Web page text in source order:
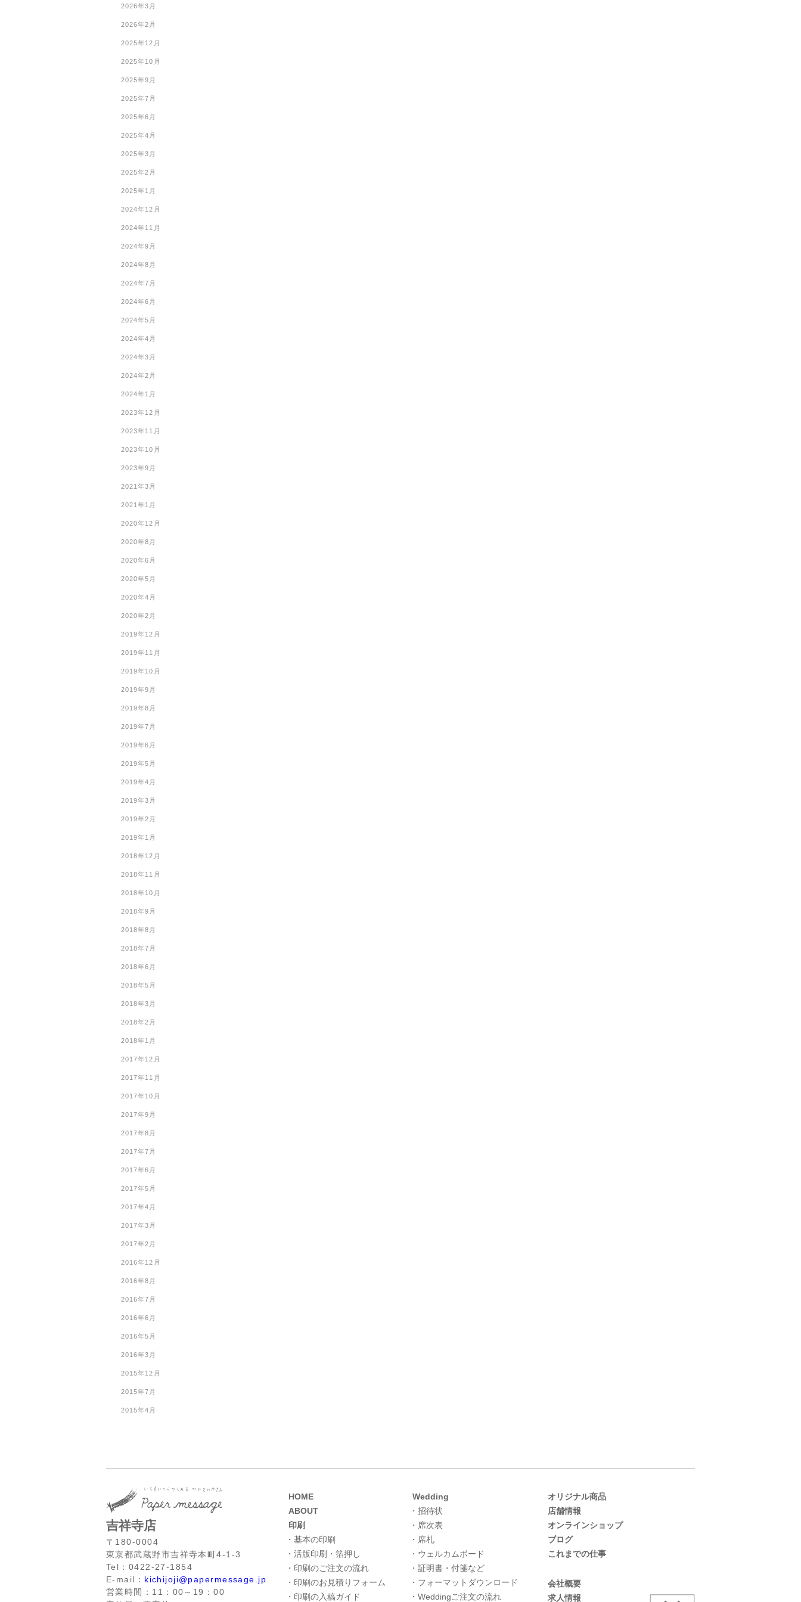
2026年3月
2026年2月
2025年12月
2025年10月
2025年9月
2025年7月
2025年6月
2025年4月
2025年3月
2025年2月
2025年1月
2024年12月
2024年11月
2024年9月
2024年8月
2024年7月
2024年6月
2024年5月
2024年4月
2024年3月
2024年2月
2024年1月
2023年12月
2023年11月
2023年10月
2023年9月
2021年3月
2021年1月
2020年12月
2020年8月
2020年6月
2020年5月
2020年4月
2020年2月
2019年12月
2019年11月
2019年10月
2019年9月
2019年8月
2019年7月
2019年6月
2019年5月
2019年4月
2019年3月
2019年2月
2019年1月
2018年12月
2018年11月
2018年10月
2018年9月
2018年8月
2018年7月
2018年6月
2018年5月
2018年3月
2018年2月
2018年1月
2017年12月
2017年11月
2017年10月
2017年9月
2017年8月
2017年7月
2017年6月
2017年5月
2017年4月
2017年3月
2017年2月
2016年12月
2016年8月
2016年7月
2016年6月
2016年5月
2016年3月
2015年12月
2015年7月
2015年4月
吉祥寺店
〒180-0004
東京都武蔵野市吉祥寺本町4-1-3
Tel：0422-27-1854
E-mail： kichijoji@papermessage.jp
営業時間：11：00～19：00
HOME
ABOUT
印刷
・基本の印刷
・活版印刷・箔押し
・印刷のご注文の流れ
・印刷のお見積りフォーム
・印刷の入稿ガイド
Wedding
・招待状
・席次表
・席札
・ウェルカムボード
・証明書・付箋など
・フォーマットダウンロード
・Weddingご注文の流れ
オリジナル商品
店舗情報
オンラインショップ
ブログ
これまでの仕事
会社概要
求人情報